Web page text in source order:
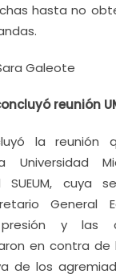
hasta no
Galeote
reunión
la reunión
SUEUM, cuya
General
y las
en contra de
de los